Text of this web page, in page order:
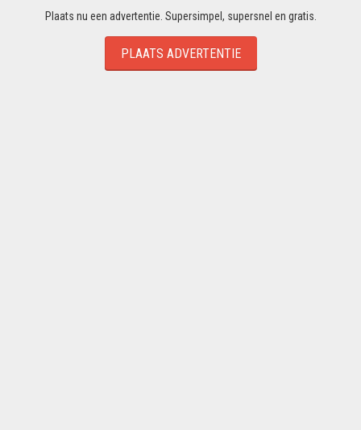
Plaats nu een advertentie. Supersimpel, supersnel en gratis.
PLAATS ADVERTENTIE